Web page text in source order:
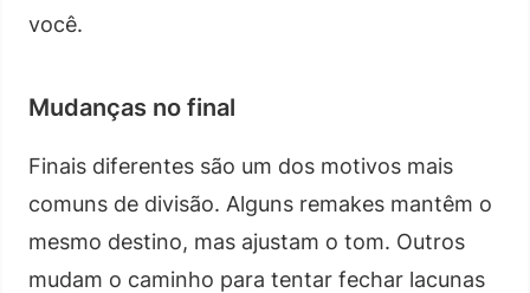
você.
Mudanças no final
Finais diferentes são um dos motivos mais
comuns de divisão. Alguns remakes mantêm o
mesmo destino, mas ajustam o tom. Outros
mudam o caminho para tentar fechar lacunas